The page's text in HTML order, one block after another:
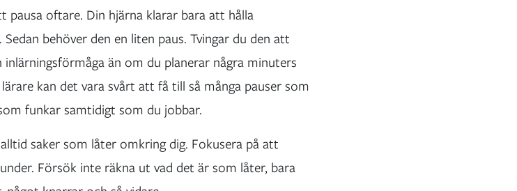
oftare. Din hjärna klarar bara att hålla
behöver den en liten paus. Tvingar du den att
än om du planerar några minuters
kan det vara svårt att få till så många pauser som
funkar samtidigt som du jobbar.
saker som låter omkring dig. Fokusera på att
Försök inte räkna ut vad det är som låter, bara